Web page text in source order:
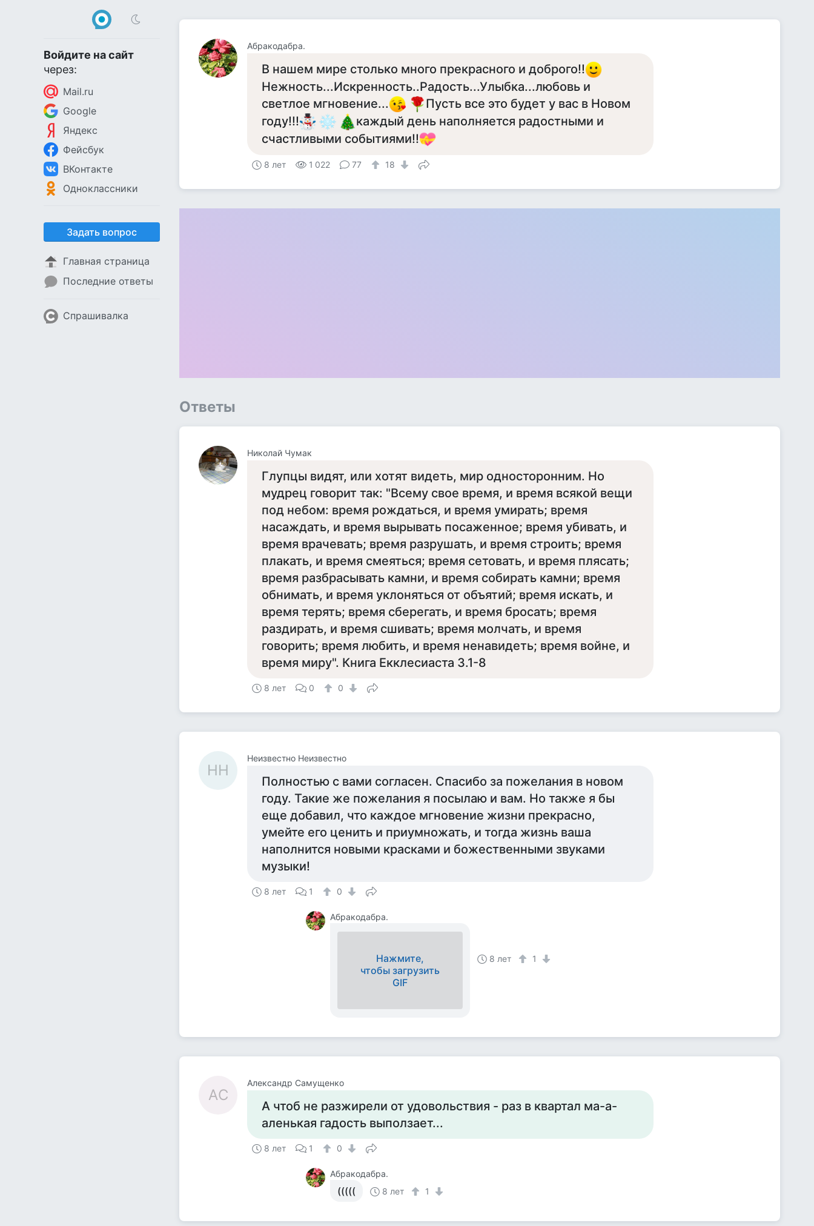
Войдите на сайт
через:
Mail.ru
Google
Яндекс
Фейсбук
ВКонтакте
Одноклассники
Задать вопрос
Главная страница
Последние ответы
Спрашивалка
Абракодабра.
В нашем мире столько много прекрасного и доброго!!
Нежность...Искренность..Радость...Улыбка...любовь и
светлое мгновение...
Пусть все это будет у вас в Новом
году!!!
каждый день наполняется радостными и
счастливыми событиями!!
8 лет 1 022 77 18
Ответы
Николай Чумак
Глупцы видят, или хотят видеть, мир односторонним. Но
мудрец говорит так: "Всему свое время, и время всякой вещи
под небом: время рождаться, и время умирать; время
насаждать, и время вырывать посаженное; время убивать, и
время врачевать; время разрушать, и время строить; время
плакать, и время смеяться; время сетовать, и время плясать;
время разбрасывать камни, и время собирать камни; время
обнимать, и время уклоняться от объятий; время искать, и
время терять; время сберегать, и время бросать; время
раздирать, и время сшивать; время молчать, и время
говорить; время любить, и время ненавидеть; время войне, и
время миру". Книга Екклесиаста 3.1-8
8 лет 0 0
НН
Неизвестно Неизвестно
Полностью с вами согласен. Спасибо за пожелания в новом
году. Такие же пожелания я посылаю и вам. Но также я бы
еще добавил, что каждое мгновение жизни прекрасно,
умейте его ценить и приумножать, и тогда жизнь ваша
наполнится новыми красками и божественными звуками
музыки!
8 лет 1 0
Абракодабра.
Нажмите,
чтобы загрузить
GIF
8 лет 1
АC
Александр Cамущенко
А чтоб не разжирели от удовольствия - раз в квартал ма-а-
аленькая гадость выползает...
8 лет 1 0
Абракодабра.
((((( 8 лет 1